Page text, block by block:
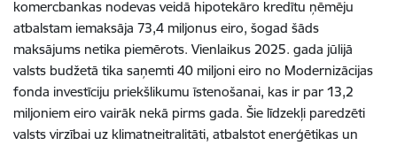
komercbankas nodevas veidā hipotekāro kredītu ņēmēju
atbalstam iemaksāja 73,4 miljonus eiro, šogad šāds
maksājums netika piemērots. Vienlaikus 2025. gada jūlijā
valsts budžetā tika saņemti 40 miljoni eiro no Modernizācijas
fonda investīciju priekšlikumu īstenošanai, kas ir par 13,2
miljoniem eiro vairāk nekā pirms gada. Šie līdzekļi paredzēti
valsts virzībai uz klimatneitralitāti, atbalstot enerģētikas un